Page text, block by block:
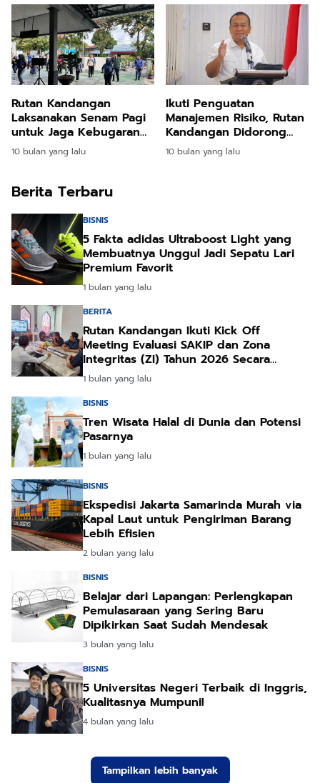
Rutan Kandangan
Laksanakan Senam Pagi
untuk Jaga Kebugaran
Petugas
10 bulan yang lalu
Ikuti Penguatan
Manajemen Risiko, Rutan
Kandangan Didorong
Bangun Zona Integritas
10 bulan yang lalu
Berita Terbaru
BISNIS
5 Fakta adidas Ultraboost Light yang
Membuatnya Unggul Jadi Sepatu Lari
Premium Favorit
1 bulan yang lalu
BERITA
Rutan Kandangan Ikuti Kick Off
Meeting Evaluasi SAKIP dan Zona
Integritas (ZI) Tahun 2026 Secara
Daring
1 bulan yang lalu
BISNIS
Tren Wisata Halal di Dunia dan Potensi
Pasarnya
1 bulan yang lalu
BISNIS
Ekspedisi Jakarta Samarinda Murah via
Kapal Laut untuk Pengiriman Barang
Lebih Efisien
2 bulan yang lalu
BISNIS
Belajar dari Lapangan: Perlengkapan
Pemulasaraan yang Sering Baru
Dipikirkan Saat Sudah Mendesak
3 bulan yang lalu
BISNIS
5 Universitas Negeri Terbaik di Inggris,
Kualitasnya Mumpuni!
4 bulan yang lalu
Tampilkan lebih banyak